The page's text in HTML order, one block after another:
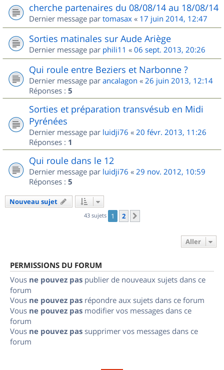
cherche partenaires du 08/08/14 au 18/08/14
Dernier message par tomasax « 17 juin 2014, 12:47
Sorties matinales sur Aude Ariège
Dernier message par phili11 « 06 sept. 2013, 20:26
Qui roule entre Beziers et Narbonne ?
Dernier message par ancalagon « 26 juin 2013, 12:14
Réponses : 5
Sorties et préparation transvésub en Midi
Pyrénées
Dernier message par luidji76 « 20 févr. 2013, 11:26
Réponses : 1
Qui roule dans le 12
Dernier message par luidji76 « 29 nov. 2012, 10:59
Réponses : 5
Nouveau sujet
43 sujets 1 2
Aller
PERMISSIONS DU FORUM
Vous ne pouvez pas publier de nouveaux sujets dans ce
forum
Vous ne pouvez pas répondre aux sujets dans ce forum
Vous ne pouvez pas modifier vos messages dans ce
forum
Vous ne pouvez pas supprimer vos messages dans ce
forum